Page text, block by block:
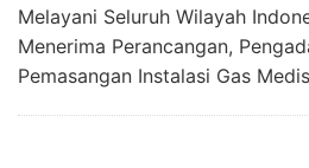
Melayani Seluruh Wilayah
Menerima Perancangan,
Pemasangan Instalasi Gas